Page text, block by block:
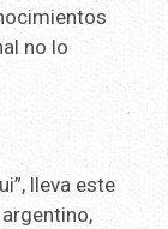
no lo
lleva este